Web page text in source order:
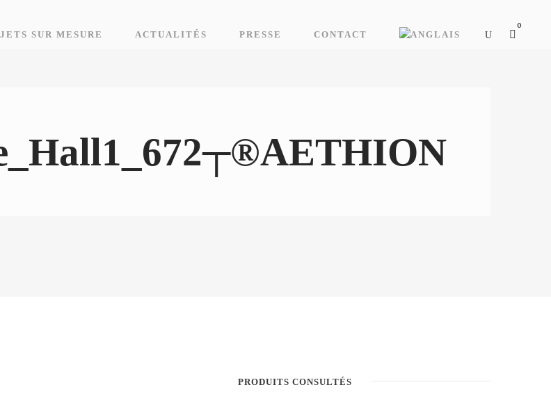
SUR MESURE ACTUALITÉS PRESSE CONTACT
0
PRODUITS CONSULTÉS